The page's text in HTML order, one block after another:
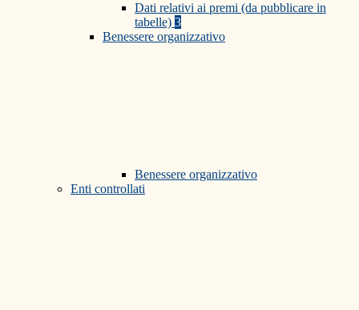
Dati relativi ai premi (da pubblicare in
tabelle) 3
Benessere organizzativo
Benessere organizzativo
Enti controllati